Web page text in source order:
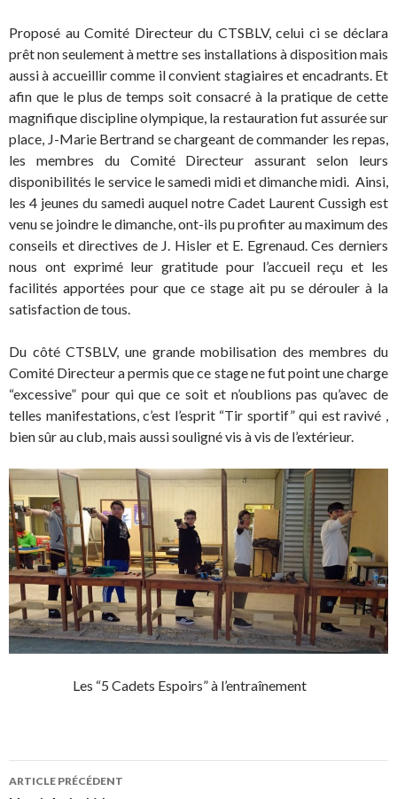
Proposé au Comité Directeur du CTSBLV, celui ci se déclara
prêt non seulement à mettre ses installations à disposition mais
aussi à accueillir comme il convient stagiaires et encadrants. Et
afin que le plus de temps soit consacré à la pratique de cette
magnifique discipline olympique, la restauration fut assurée sur
place, J-Marie Bertrand se chargeant de commander les repas,
les membres du Comité Directeur assurant selon leurs
disponibilités le service le samedi midi et dimanche midi. Ainsi,
les 4 jeunes du samedi auquel notre Cadet Laurent Cussigh est
venu se joindre le dimanche, ont-ils pu profiter au maximum des
conseils et directives de J. Hisler et E. Egrenaud. Ces derniers
nous ont exprimé leur gratitude pour l’accueil reçu et les
facilités apportées pour que ce stage ait pu se dérouler à la
satisfaction de tous.
Du côté CTSBLV, une grande mobilisation des membres du
Comité Directeur a permis que ce stage ne fut point une charge
“excessive” pour qui que ce soit et n’oublions pas qu’avec de
telles manifestations, c’est l’esprit “Tir sportif” qui est ravivé ,
bien sûr au club, mais aussi souligné vis à vis de l’extérieur.
Les “5 Cadets Espoirs” à l’entraînement
Navigation
ARTICLE PRÉCÉDENT